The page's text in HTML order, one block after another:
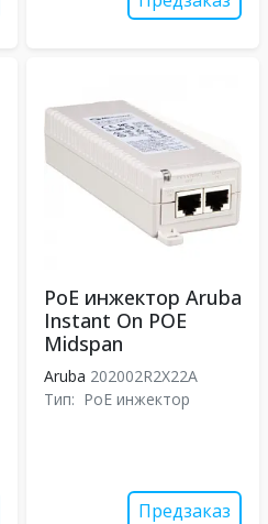
PoE инжектор Aruba
Instant On POE
Midspan
Aruba 202002R2X22A
Тип: PoE инжектор
Предзаказ